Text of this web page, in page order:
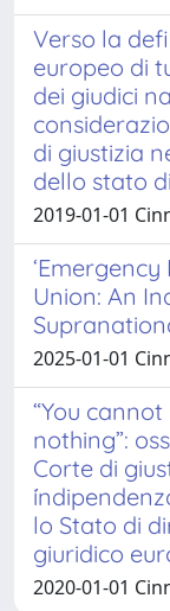
Verso la
europeo di
dei giudici
di giustizia
dello stato
2019-01-01
‘Emergency
Union: An
2025-01-01
“You
nothing”:
Corte di
lo Stato di
giuridico
2020-01-01